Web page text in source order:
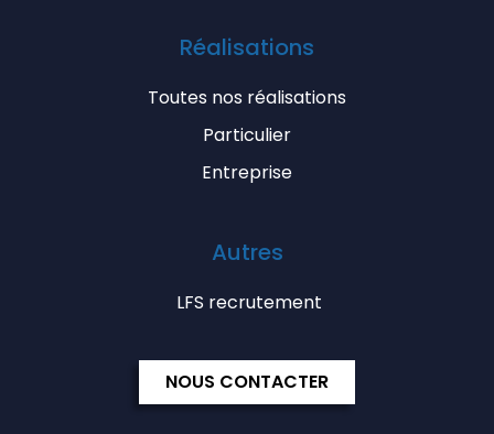
Réalisations
Toutes nos réalisations
Particulier
Entreprise
Autres
LFS recrutement
NOUS CONTACTER